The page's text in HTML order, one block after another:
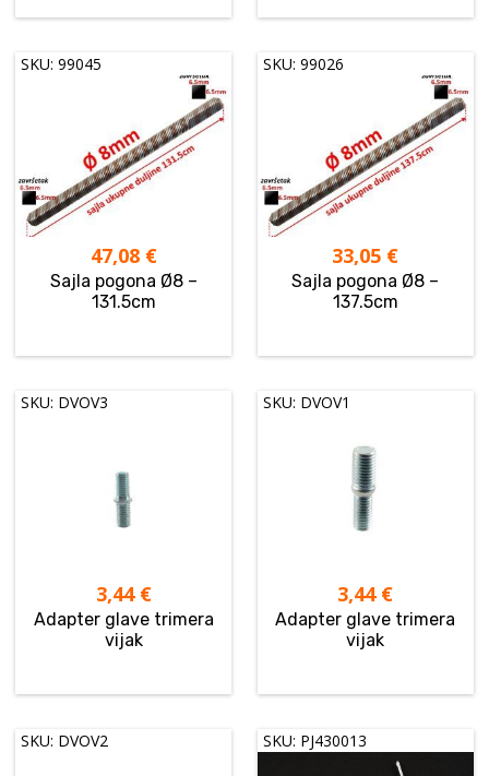
SKU: 99045
47,08 €
Sajla pogona Ø8 –
131.5cm
SKU: 99026
33,05 €
Sajla pogona Ø8 –
137.5cm
SKU: DVOV3
3,44 €
Adapter glave trimera
vijak
SKU: DVOV1
3,44 €
Adapter glave trimera
vijak
SKU: DVOV2 SKU: PJ430013